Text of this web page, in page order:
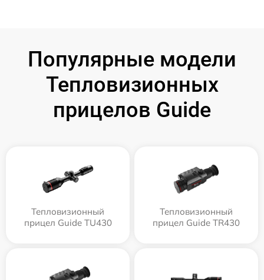
Популярные модели
Тепловизионных
прицелов Guide
Тепловизионный
прицел Guide TU430
Тепловизионный
прицел Guide TR430